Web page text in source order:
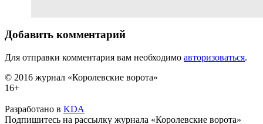
Добавить комментарий
Для отправки комментария вам необходимо авторизоваться.
© 2016 журнал «Королевские ворота»
16+
Разработано в KDA
Подпишитесь на рассылку журнала «Королевские ворота»